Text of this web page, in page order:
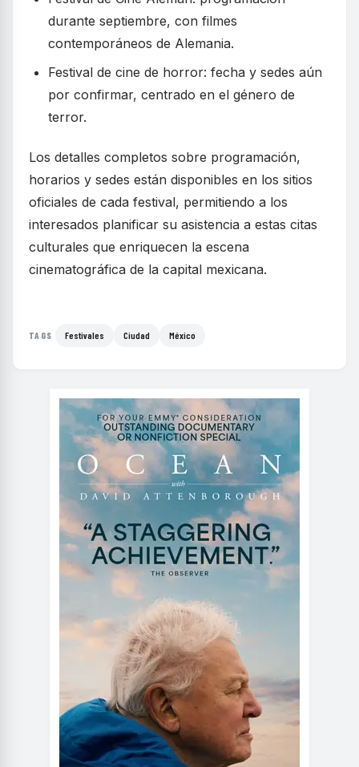
durante septiembre, con filmes
contemporáneos de Alemania.
Festival de cine de horror: fecha y sedes aún
por confirmar, centrado en el género de
terror.
Los detalles completos sobre programación,
horarios y sedes están disponibles en los sitios
oficiales de cada festival, permitiendo a los
interesados planificar su asistencia a estas citas
culturales que enriquecen la escena
cinematográfica de la capital mexicana.
TAGS Festivales Ciudad México